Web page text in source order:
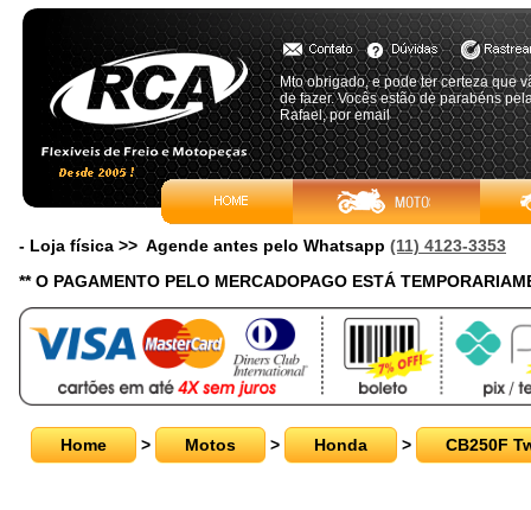
Mto obrigado, e pode ter certeza que
de fazer. Vocês estão de parabéns
Rafael, por email
- Loja física >> Agende antes pelo Whatsapp (11) 4123-3353
** O PAGAMENTO PELO MERCADOPAGO ESTÁ
Home > Motos > Honda > CB250F